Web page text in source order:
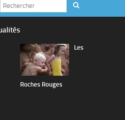
Les
Roches Rouges